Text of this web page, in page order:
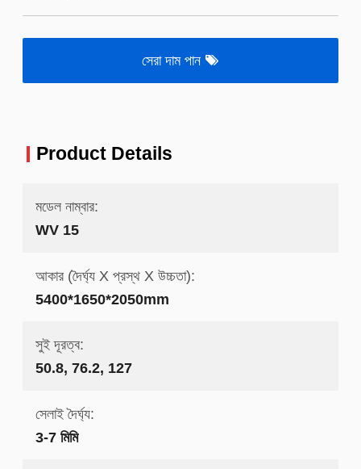
সেরা দাম পান
Product Details
মডেল নাম্বার:
WV 15
আকার (দৈর্ঘ্য X প্রস্থ X উচ্চতা):
5400*1650*2050mm
সুই দূরত্ব:
50.8, 76.2, 127
সেলাই দৈর্ঘ্য:
3-7 মিমি